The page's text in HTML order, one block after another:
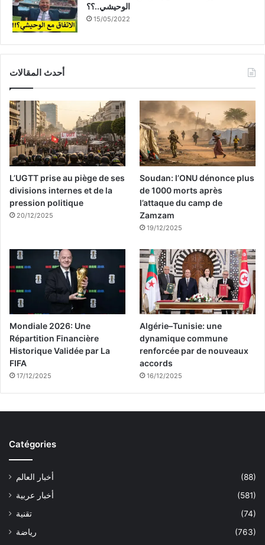
الوحيشي..؟؟
15/05/2022
أحدث المقالات
L’UGTT prise au piège de ses
divisions internes et de la
pression politique
20/12/2025
Soudan: l’ONU dénonce plus
de 1000 morts après
l’attaque du camp de
Zamzam
19/12/2025
Mondiale 2026: Une
Répartition Financière
Historique Validée par La
FIFA
17/12/2025
Algérie–Tunisie: une
dynamique commune
renforcée par de nouveaux
accords
16/12/2025
Catégories
أخبار العالم
(88)
أخبار عربية
(581)
تقنية
(74)
رياضة
(763)